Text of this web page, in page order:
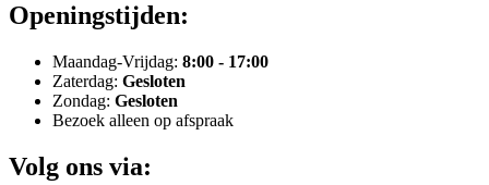
Openingstijden:
Maandag-Vrijdag: 8:00 - 17:00
Zaterdag: Gesloten
Zondag: Gesloten
Bezoek alleen op afspraak
Volg ons via: